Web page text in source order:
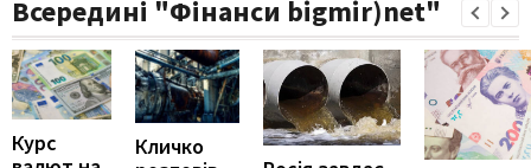
Всередині "Фінанси bigmir)net"
Курс
Кличко